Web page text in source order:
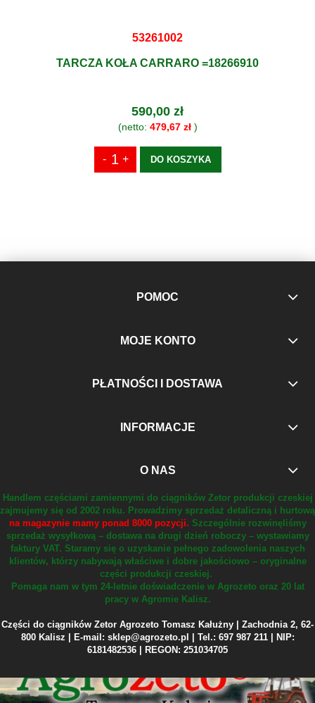
53261002
TARCZA KOŁA CARRARO =18266910
590,00 zł
(netto: 479,67 zł)
DO KOSZYKA
POMOC
MOJE KONTO
PŁATNOŚCI I DOSTAWA
INFORMACJE
O NAS
Handlem częściami zamiennymi do ciągników Zetor produkcji czeskiej
zajmujemy się od 2002 roku. Prowadzimy sprzedaż detaliczną i hurtową
na magazynie mamy ponad 8000 pozycji. Szczególnie rozwinęliśmy
sprzedaż wysyłkową – dostawa na drugi dzień roboczy – wystawiamy
faktury VAT. Staramy się o uzyskanie pełnego zadowolenia naszych
klientów, którzy nabywają właściwe i dobre jakościowo – oryginalne
części produkcji czeskiej.
Pomaga nam w tym 24-letnie doświadczenie w Agrozeto oraz 20 lat
pracy w Agromie Kalisz.
Części do ciągników Zetor Agrozeto Tomasz Kałużny | Zachodnia 2, 62-
800 Kalisz | E-mail: sklep@agrozeto.pl | Tel.: 697 987 211 | NIP:
6181482536 | REGON: 251034705